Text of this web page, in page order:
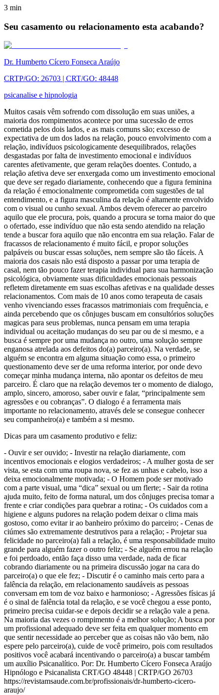
3 min
Seu casamento ou relacionamento esta acabando?
Dr. Humberto Cícero Fonseca Araújo
CRTP/GO: 26703 | CRT/GO: 48448
psicanalise e hipnologia
Muitos casais vêm sofrendo com dissolução em suas uniões, a
maioria dos rompimentos acontece por uma sucessão de erros
cometida pelos dois lados, e as mais comuns são; excesso de
expectativa de um dos lados na relação, pouco envolvimento com a
relação, indivíduos psicologicamente desequilibrados, relações
desgastadas por falta de investimento emocional e indivíduos
carentes afetivamente, que geram relações doentes. Contudo, a
relação afetiva deve ser enxergada como um investimento emocional
que deve ser regado diariamente, conhecendo que a figura feminina
da relação é emocionalmente comprometida com sugestões de tal
entendimento, e a figura masculina da relação é altamente envolvido
com o visual ou cunho sexual. Ambos devem oferecer ao parceiro
aquilo que ele procura, pois, quando a procura se torna maior do que
o ofertado, esse indivíduo que não esta sendo atendido na relação
tende a buscar fora aquilo que não encontra em sua relação. Falar de
fracassos de relacionamento é muito fácil, e propor soluções
palpáveis ou buscar essas soluções, nem sempre são tão fáceis. A
maioria dos casais não está disposto a passar por uma terapia de
casal, nem tão pouco fazer terapia individual para sua harmonização
psicológica, obviamente suas dificuldades emocionais pessoais
refletem diretamente em suas escolhas afetivas e na qualidade desses
relacionamentos. Com mais de 10 anos como terapeuta de casais
venho vivenciando esses fracassos matrimoniais com frequência, e
ainda percebendo que os cônjuges buscam em consultórios soluções
magicas para seus problemas, nunca pensam em uma terapia
individual ou aceitação mudanças do seu par ou de si mesmo, e a
busca é sempre por uma mudança no outro, uma solução sempre
enganosa atrelada aos defeitos do(a) parceiro(a). Na verdade, se
alguém se encontra em alguma situação como essa, o primeiro
questionamento deve ser de uma reforma interior, por onde devo
começar minha mudança interna, não apontar os defeitos de meu
parceiro. É claro que na relação devemos ter o momento de dialogo,
amplo, sincero, amoroso, saber ouvir e falar, “principalmente sem
agressões e ou cobranças”. O dialogo é a ferramenta mais
importante no relacionamento, através dele se consegue conhecer
seu companheiro(a) e também a si mesmo.
Dicas para um casamento produtivo e feliz:
- Ouvir e ser ouvido; - Investir na relação diariamente, com
incentivos emocionais e elogios verdadeiros; - A mulher gosta de ser
vista, se esta com uma roupa nova, se fez as unhas e cabelo, isso a
deixa emocionalmente motivada; - O Homem pode ser motivado
com a parte visual, uma “dica” sexual ou um flerte; - Sair da rotina
ajuda muito, feito de forma natural, um dos cônjuges precisa tomar a
frente e criar condições para quebrar a rotina; - Os cuidados com a
higiene e alguns pudores na relação podem deixar o clima mais
gostoso, como evitar ir ao banheiro próximo do parceiro; - Cenas de
ciúmes são extremamente destrutivos para a relação; - Projetar sua
felicidade no parceiro(a) fali a relação, é uma responsabilidade muito
grande para alguém fazer o outro feliz; - Se alguém errou na relação
e foi perdoado, então faça disso uma verdade, nada de ficar
cobrando diariamente ou na primeira discussão jogar na cara do
parceiro(a) o que ele fez; - Discutir é o caminho mais certo para a
falência da relação, em relacionamento saudáveis as pessoas
conversam em tom de voz baixo e harmonioso; - Agressões físicas já
é o sinal de falência total da relação, e se você chegou a esse ponto,
primeiro precisa cuidar-se e depois decidir se a relação vale a pena.
Na maioria das vezes o rompimento é a melhor solução; A busca por
um profissional adequado deve ser feita em qualquer momento em
que sentir necessidade ao perceber que as coisas não vão bem, não
espere pelo parceiro(a), cuide de você primeiro, pois com resultados
positivos você acabará incentivando o parceiro(a) a buscar também
um auxílio Psicanalítico. Por: Dr. Humberto Cícero Fonseca Araújo
Hipnólogo e Psicanalista CRT/GO 48448 | CRTP/GO 26703
https://revistamsaude.com.br/profissionais/dr-humberto-cicero-
araujo/